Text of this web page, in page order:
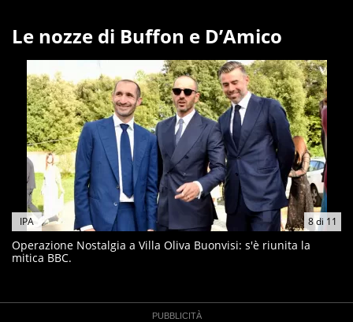
Le nozze di Buffon e D’Amico
8di 11
IPA
Operazione Nostalgia a Villa Oliva Buonvisi: s'è riunita la
mitica BBC.